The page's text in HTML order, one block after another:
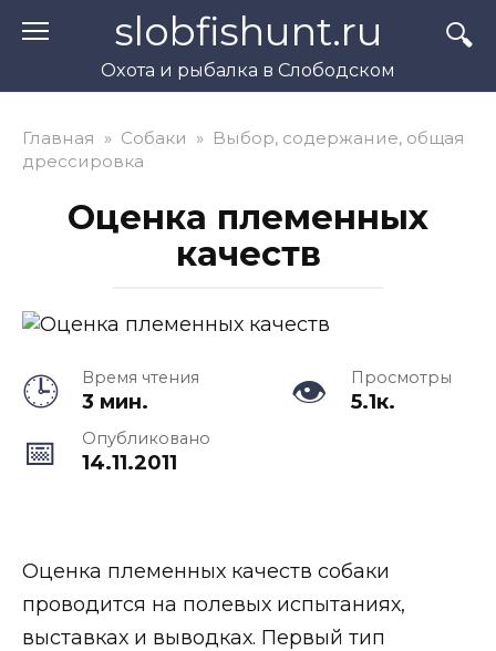
slobfishunt.ru
Охота и рыбалка в Слободском
Главная » Собаки » Выбор, содержание, общая
дрессировка
Оценка племенных
качеств
Время чтения
3 мин.
Просмотры
5.1к.
Опубликовано
14.11.2011
Оценка племенных качеств собаки
проводится на полевых испытаниях,
выставках и выводках. Первый тип